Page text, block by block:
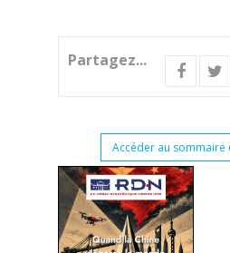
Partagez...
Accéder au sommaire